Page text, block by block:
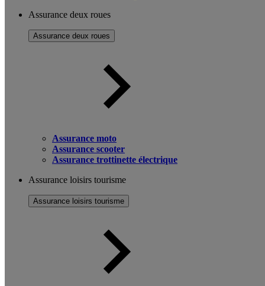
Assurance deux roues
Assurance deux roues
Assurance moto
Assurance scooter
Assurance trottinette électrique
Assurance loisirs tourisme
Assurance loisirs tourisme